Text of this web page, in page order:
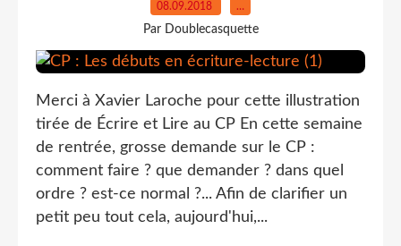
08.09.2018 …
Par Doublecasquette
Merci à Xavier Laroche pour cette illustration
tirée de Écrire et Lire au CP En cette semaine
de rentrée, grosse demande sur le CP :
comment faire ? que demander ? dans quel
ordre ? est-ce normal ?... Afin de clarifier un
petit peu tout cela, aujourd'hui,...